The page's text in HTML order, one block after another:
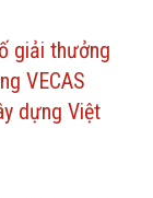
giải thưởng
VECAS
dựng Việt